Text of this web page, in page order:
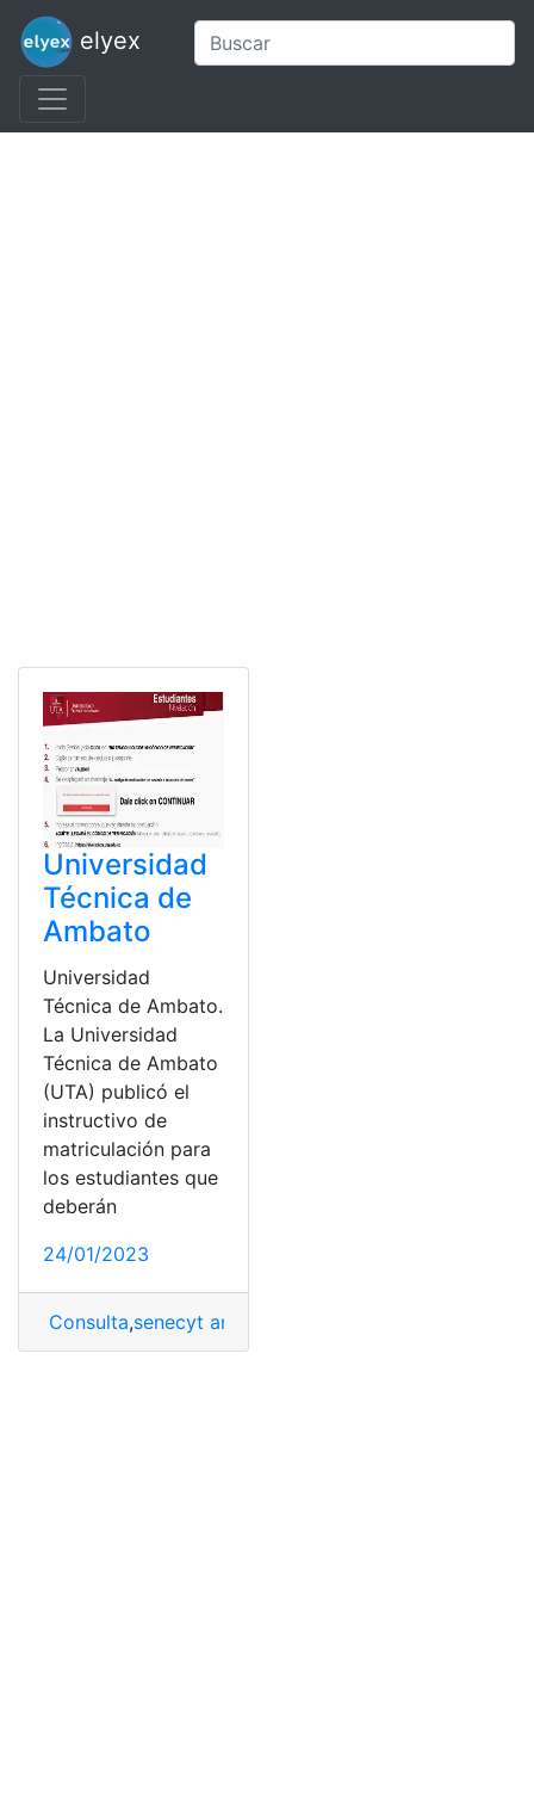
elyex
Universidad
Técnica de
Ambato
Universidad
Técnica de Ambato.
La Universidad
Técnica de Ambato
(UTA) publicó el
instructivo de
matriculación para
los estudiantes que
deberán
24/01/2023
Consulta,senecyt ambato